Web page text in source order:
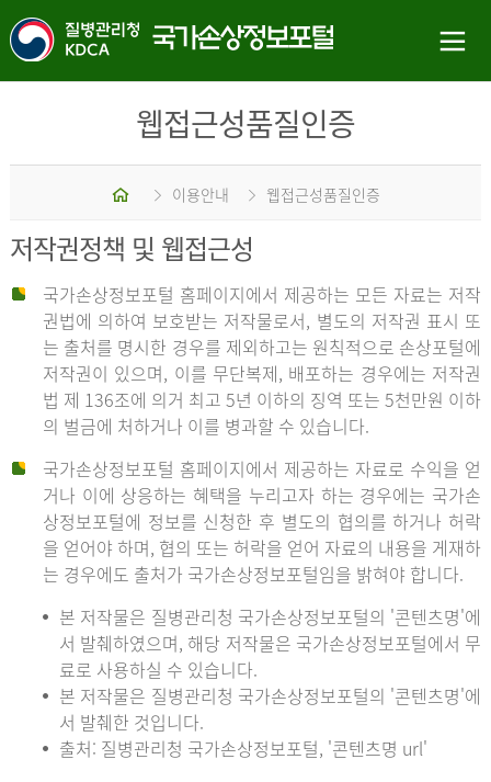
웹접근성품질인증
홈 이용안내 웹접근성품질인증
저작권정책 및 웹접근성
국가손상정보포털 홈페이지에서 제공하는 모든 자료는 저작
권법에 의하여 보호받는 저작물로서, 별도의 저작권 표시 또
는 출처를 명시한 경우를 제외하고는 원칙적으로 손상포털에
저작권이 있으며, 이를 무단복제, 배포하는 경우에는 저작권
법 제 136조에 의거 최고 5년 이하의 징역 또는 5천만원 이하
의 벌금에 처하거나 이를 병과할 수 있습니다.
국가손상정보포털 홈페이지에서 제공하는 자료로 수익을 얻
거나 이에 상응하는 혜택을 누리고자 하는 경우에는 국가손
상정보포털에 정보를 신청한 후 별도의 협의를 하거나 허락
을 얻어야 하며, 협의 또는 허락을 얻어 자료의 내용을 게재하
는 경우에도 출처가 국가손상정보포털임을 밝혀야 합니다.
본 저작물은 질병관리청 국가손상정보포털의 '콘텐츠명'에
서 발췌하였으며, 해당 저작물은 국가손상정보포털에서 무
료로 사용하실 수 있습니다.
본 저작물은 질병관리청 국가손상정보포털의 '콘텐츠명'에
서 발췌한 것입니다.
출처: 질병관리청 국가손상정보포털, '콘텐츠명 url'